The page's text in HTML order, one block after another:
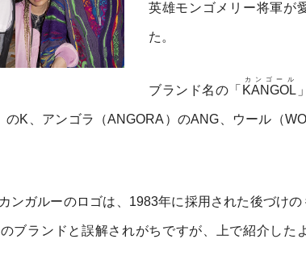
英雄モンゴメリー将軍が
た。
ブランド名の「 KANGOL
カンゴール
のK、アンゴラ（ANGORA）のANG、ウール（
ンガルーのロゴは、1983年に採用された後づけの
ブランドと誤解されがちですが、上で紹介した